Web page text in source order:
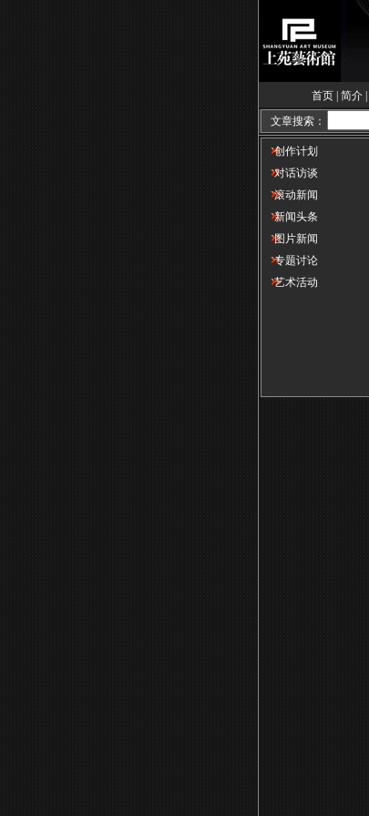
首页 简介
文章搜索：
创作计划
对话访谈
滚动新闻
新闻头条
图片新闻
专题讨论
艺术活动